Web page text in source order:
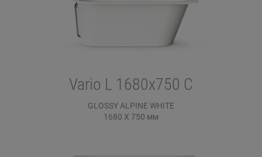
Vario L 1680x750 C
GLOSSY ALPINE WHITE
1680 X 750 мм